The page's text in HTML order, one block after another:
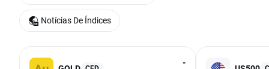
-
Notícias De Índices